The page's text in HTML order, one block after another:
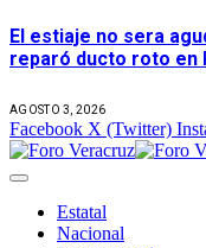
El estiaje no sera
reparó ducto roto en
AGOSTO 3, 2026
Facebook X (Twitter)
Estatal
Nacional